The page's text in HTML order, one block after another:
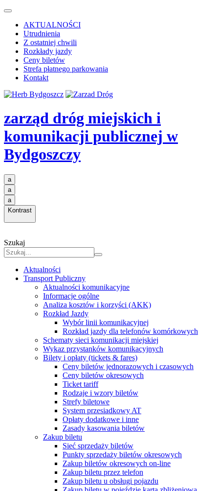
AKTUALNOŚCI
Utrudnienia
Z ostatniej chwili
Rozkłady jazdy
Ceny biletów
Strefa płatnego parkowania
Kontakt
zarząd dróg miejskich i
komunikacji publicznej w
Bydgoszczy
a
a
a
Kontrast
Szukaj
Aktualności
Transport Publiczny
Aktualności komunikacyjne
Informacje ogólne
Analiza kosztów i korzyści (AKK)
Rozkład Jazdy
Wybór linii komunikacyjnej
Rozkład jazdy dla telefonów komórkowych
Schematy sieci komunikacji miejskiej
Wykaz przystanków komunikacyjnych
Bilety i opłaty (tickets & fares)
Ceny biletów jednorazowych i czasowych
Ceny biletów okresowych
Ticket tariff
Rodzaje i wzory biletów
Strefy biletowe
System przesiadkowy AT
Opłaty dodatkowe i inne
Zasady kasowania biletów
Zakup biletu
Sieć sprzedaży biletów
Punkty sprzedaży biletów okresowych
Zakup biletów okresowych on-line
Zakup biletu przez telefon
Zakup biletu u obsługi pojazdu